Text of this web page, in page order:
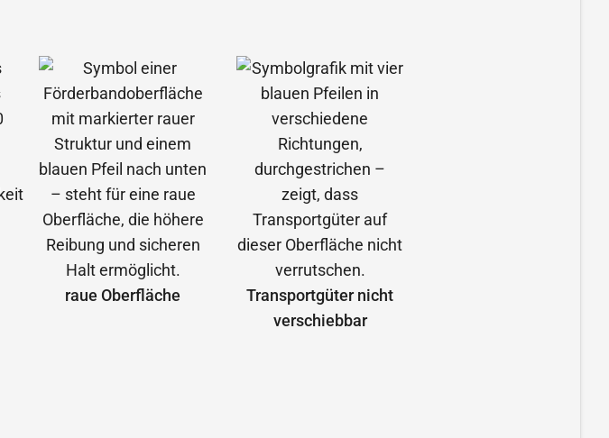
raue Oberfläche
Transportgüter nicht
verschiebbar